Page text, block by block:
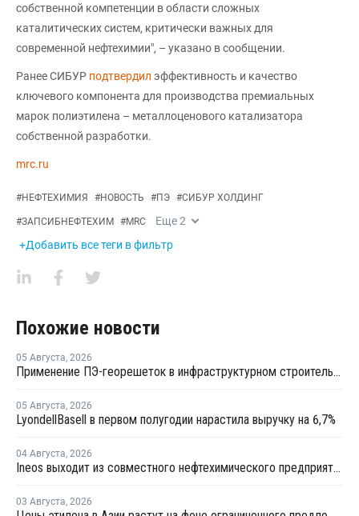
собственной компетенции в области сложных
каталитических систем, критически важных для
современной нефтехимии", – указано в сообщении.
Ранее СИБУР подтвердил эффективность и качество
ключевого компонента для производства премиальных
марок полиэтилена – металлоценового катализатора
собственной разработки.
mrc.ru
#НЕФТЕХИМИЯ #НОВОСТЬ #ПЭ #СИБУР ХОЛДИНГ
#ЗАПСИБНЕФТЕХИМ #MRC Еще2
+Добавить все теги в фильтр
Похожие новости
05 Августа, 2026
Применение ПЭ-георешеток в инфраструктурном строительстве позволяет сократить расход щебня на 30%
05 Августа, 2026
LyondellBasell в первом полугодии нарастила выручку на 6,7%
04 Августа, 2026
Ineos выходит из совместного нефтехимического предприятия с Sinopec
03 Августа, 2026